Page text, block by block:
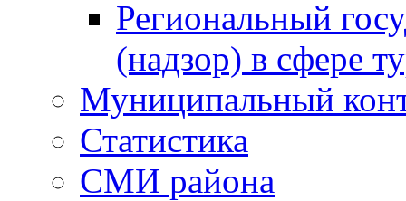
Региональный
(надзор) в сфере
Муниципальный
Статистика
СМИ района